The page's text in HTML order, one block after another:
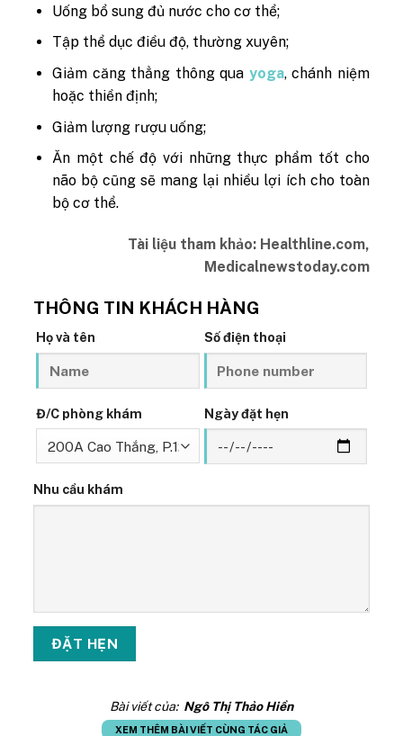
Uống bổ sung đủ nước cho cơ thể;
Tập thể dục điều độ, thường xuyên;
Giảm căng thẳng thông qua yoga, chánh niệm
hoặc thiền định;
Giảm lượng rượu uống;
Ăn một chế độ với những thực phẩm tốt cho
não bộ cũng sẽ mang lại nhiều lợi ích cho toàn
bộ cơ thể.
Tài liệu tham khảo: Healthline.com,
Medicalnewstoday.com
THÔNG TIN KHÁCH HÀNG
Họ và tên Số điện thoại
Đ/C phòng khám Ngày đặt hẹn
Nhu cầu khám
Bài viết của: Ngô Thị Thảo Hiền
XEM THÊM BÀI VIẾT CÙNG TÁC GIẢ